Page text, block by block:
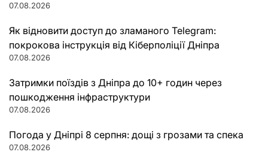
07.08.2026
Як відновити доступ до зламаного Telegram:
покрокова інструкція від Кіберполіції Дніпра
07.08.2026
Затримки поїздів з Дніпра до 10+ годин через
пошкодження інфраструктури
07.08.2026
Погода у Дніпрі 8 серпня: дощі з грозами та спека
07.08.2026